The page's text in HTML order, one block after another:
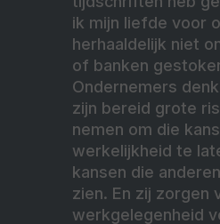
ik mijn liefde voor
herhaaldelijk niet
of banken
Ondernemers
zijn bereid grote
nemen om die
werkelijkheid te
kansen die
zien. En zij zorgen
werkgelegenheid